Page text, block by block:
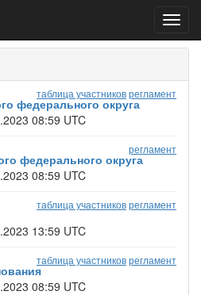
таблица участниковрегламент
федерального округа
08:59 UTC
регламент
федерального округа
08:59 UTC
таблица участниковрегламент
13:59 UTC
таблица участниковрегламент
08:59 UTC